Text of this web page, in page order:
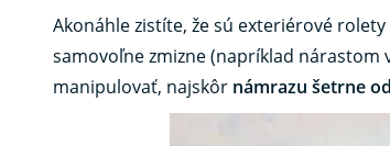
Akonáhle zistíte, že sú exteriérové
samovoľne zmizne (napríklad
manipulovať, najskôr námrazu šetrne